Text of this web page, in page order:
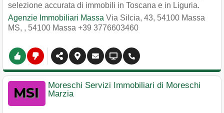
selezione accurata di immobili in Toscana e in Liguria.
Agenzie Immobiliari Massa Via Silcia, 43, 54100 Massa
MS, , 54100 Massa +39 3776603460
Moreschi Servizi Immobiliari di Moreschi
Marzia